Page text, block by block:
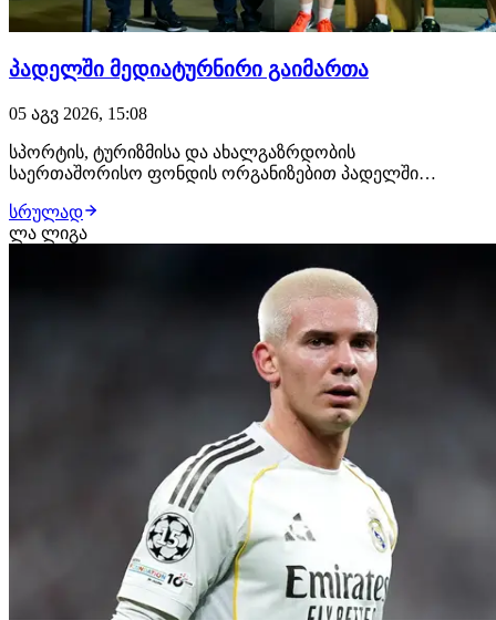
პადელში მედიატურნირი გაიმართა
05 აგვ 2026, 15:08
სპორტის, ტურიზმისა და ახალგაზრდობის
საერთაშორისო ფონდის ორგანიზებით პადელში
ორგანიზატორი სპორტის სახელმწიფო უნივერსიტეტი
იყო და ტურნირში მონაწილეობა მედიის
გამარჯვებულები ლევან გურგენიძე და თა…
სრულად
ლა ლიგა